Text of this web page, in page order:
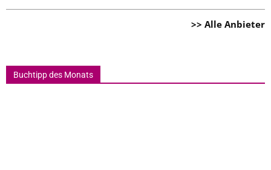
>> Alle Anbieter
Buchtipp des Monats